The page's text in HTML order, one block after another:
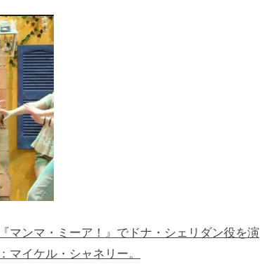
マンマ・ミーア！』でドナ・シェリダン役を演
マイケル・シャネリー。